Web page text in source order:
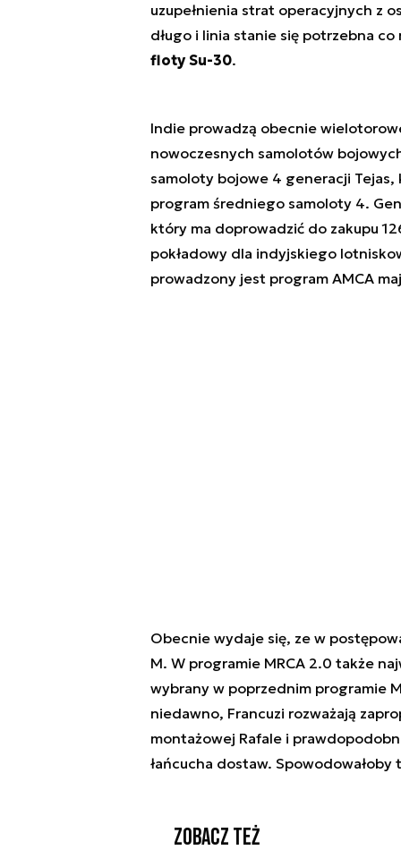
uzupełnienia strat operacyjnych z
długo i linia stanie się potrzebna
floty Su-30.
Indie prowadzą obecnie
nowoczesnych samolotów
samoloty bojowe 4 generacji
program średniego samoloty 4.
który ma doprowadzić do zakupu
pokładowy dla indyjskiego
prowadzony jest program AMCA
Obecnie wydaje się, ze w
M. W programie MRCA 2.0 także
wybrany w poprzednim programie
niedawno, Francuzi rozważają
montażowej Rafale i
łańcucha dostaw.
Zobacz też